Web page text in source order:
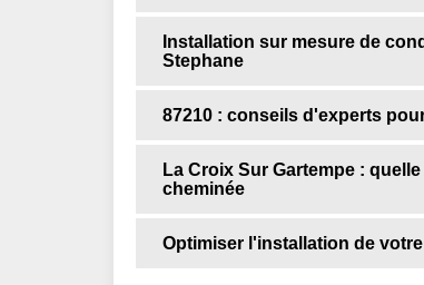
Installation sur mesure de
Stephane
87210 : conseils d'experts
La Croix Sur Gartempe :
cheminée
Optimiser l'installation de